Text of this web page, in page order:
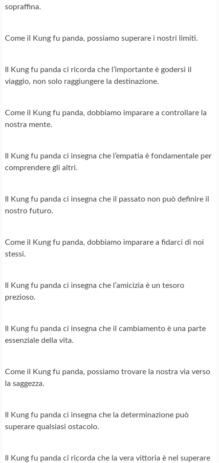
sopraffina.
Come il Kung fu panda, possiamo superare i nostri limiti.
Il Kung fu panda ci ricorda che l’importante è godersi il
viaggio, non solo raggiungere la destinazione.
Come il Kung fu panda, dobbiamo imparare a controllare la
nostra mente.
Il Kung fu panda ci insegna che l’empatia è fondamentale per
comprendere gli altri.
Il Kung fu panda ci insegna che il passato non può definire il
nostro futuro.
Come il Kung fu panda, dobbiamo imparare a fidarci di noi
stessi.
Il Kung fu panda ci insegna che l’amicizia è un tesoro
prezioso.
Il Kung fu panda ci insegna che il cambiamento è una parte
essenziale della vita.
Come il Kung fu panda, possiamo trovare la nostra via verso
la saggezza.
Il Kung fu panda ci insegna che la determinazione può
superare qualsiasi ostacolo.
Il Kung fu panda ci ricorda che la vera vittoria è nel superare